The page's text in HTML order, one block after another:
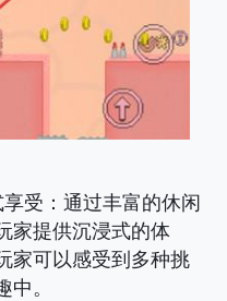
受 ：通过丰富的休闲
家提供沉浸式的体
家可以感受到多种挑
。